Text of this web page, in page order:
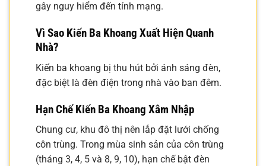
gây nguy hiểm đến tính mạng.
Vì Sao Kiến Ba Khoang Xuất Hiện Quanh
Nhà?
Kiến ba khoang bị thu hút bởi ánh sáng đèn,
đặc biệt là đèn điện trong nhà vào ban đêm.
Hạn Chế Kiến Ba Khoang Xâm Nhập
Chung cư, khu đô thị nên lắp đặt lưới chống
côn trùng. Trong mùa sinh sản của côn trùng
(tháng 3, 4, 5 và 8, 9, 10), hạn chế bật đèn